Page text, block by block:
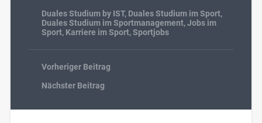
Duales Studium by IST, Duales Studium im Sport,
Duales Studium im Sportmanagement,Jobs im
Sport, Karriere im Sport,Sportjobs
Vorheriger Beitrag
Nächster Beitrag